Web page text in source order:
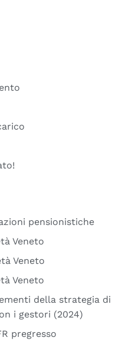
pensionistiche
Veneto
Veneto
Veneto
della strategia di
i gestori (2024)
pregresso